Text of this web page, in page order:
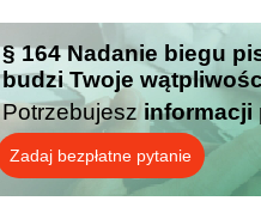
§ 164 Nadanie biegu
budzi Twoje
Potrzebujesz informacji
Zadaj bezpłatne pytanie